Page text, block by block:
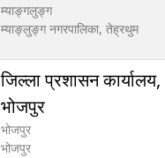
म्याङ्गलुङ्ग
म्याङ्लुङ्ग नगरपालिका, तेह्रथुम
जिल्ला प्रशासन कार्यालय,
भोजपुर
भोजपुर
भोजपुर